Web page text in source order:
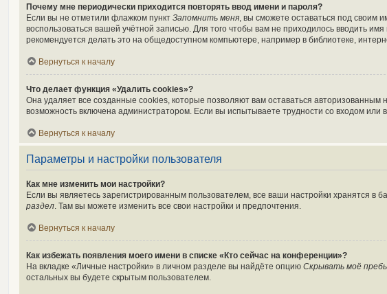
Почему мне периодически приходится повторять ввод имени и пароля?
Если вы не отметили флажком пункт Запомнить меня, вы сможете оставаться под своим
воспользоваться вашей учётной записью. Для того чтобы вам не приходилось вводить
рекомендуется делать это на общедоступном компьютере, например в библиотеке,
Вернуться к началу
Что делает функция «Удалить cookies»?
Она удаляет все созданные cookies, которые позволяют вам оставаться
возможность включена администратором. Если вы испытываете трудности со входом
Вернуться к началу
Параметры и настройки пользователя
Как мне изменить мои настройки?
Если вы являетесь зарегистрированным пользователем, все ваши настройки хранятся
раздел. Там вы можете изменить все свои настройки и предпочтения.
Вернуться к началу
Как избежать появления моего имени в списке «Кто сейчас на конференции»?
На вкладке «Личные настройки» в личном разделе вы найдёте опцию Скрывать моё
остальных вы будете скрытым пользователем.